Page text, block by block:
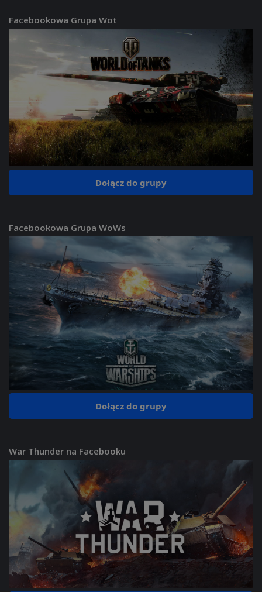
Facebookowa Grupa Wot
Dołącz do grupy
Facebookowa Grupa WoWs
Dołącz do grupy
War Thunder na Facebooku